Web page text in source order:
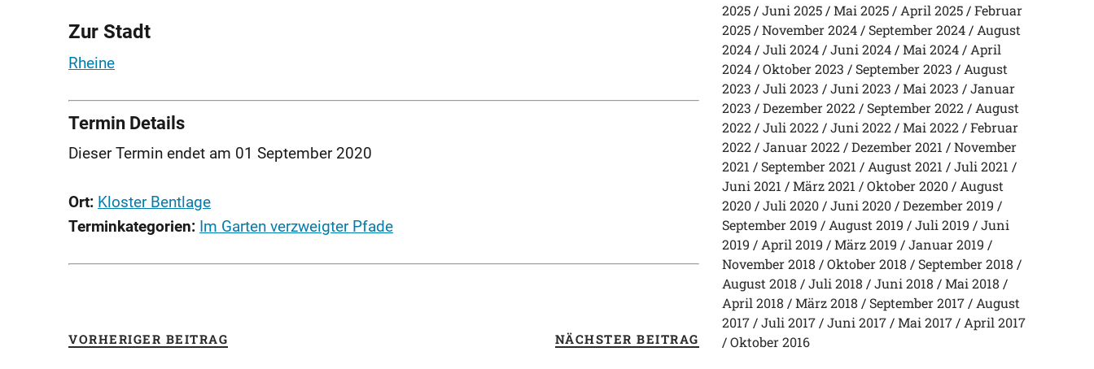
Zur Stadt
Rheine
Termin Details
Dieser Termin endet am 01 September 2020
Ort: Kloster Bentlage
Terminkategorien: Im Garten verzweigter Pfade
VORHERIGER BEITRAG NÄCHSTER BEITRAG
2025
Juni 2025 Mai 2025 April 2025
Februar
2025
November 2024 September 2024
August
2024
Juli 2024 Juni 2024 Mai 2024
April
2024
Oktober 2023 September 2023
August
2023
Juli 2023 Juni 2023 Mai 2023
Januar
2023
Dezember 2022 September 2022
August
2022
Juli 2022 Juni 2022 Mai 2022
Februar
2022
Januar 2022 Dezember 2021
November
2021
September 2021 August 2021
Juli 2021
Juni 2021
März 2021 Oktober 2020
August
2020
Juli 2020 Juni 2020
Dezember 2019
September 2019
August 2019 Juli 2019
Juni
2019
April 2019 März 2019
Januar 2019
November 2018
Oktober 2018
September 2018
August 2018
Juli 2018 Juni 2018
Mai 2018
April 2018
März 2018 September 2017
August
2017
Juli 2017 Juni 2017 Mai 2017
April 2017
Oktober 2016